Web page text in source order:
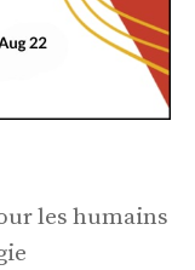
les humains